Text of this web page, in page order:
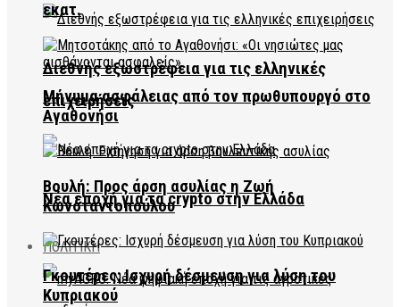
Διεθνής εξωστρέφεια για τις ελληνικές
επιχειρήσεις
Νέα εποχή για τα crypto στην Ελλάδα
ΠΟΛΙΤΙΚΗ
εκατ.
Μήνυμα ασφάλειας από τον πρωθυπουργό στο
Αγαθονήσι
Βουλή: Προς άρση ασυλίας η Ζωή
Κωνσταντοπούλου
Γκουτέρες: Ισχυρή δέσμευση για λύση του
Κυπριακού